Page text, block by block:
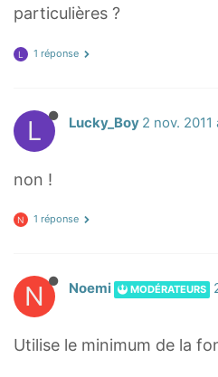
particulières ?
L 1 réponse
L Lucky_Boy 2 nov. 2011
non !
N 1 réponse
N Noemi MODÉRATEURS
Utilise le minimum de la